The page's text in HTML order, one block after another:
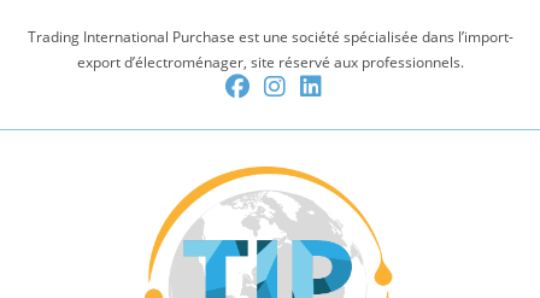
Trading International Purchase est une société spécialisée dans l’import-
export d’électroménager, site réservé aux professionnels.